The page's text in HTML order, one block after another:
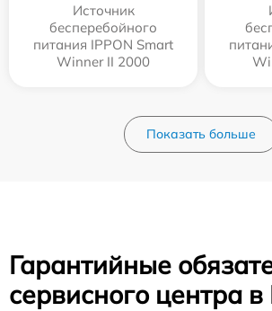
Источник
бесперебойного
питания IPPON Smart
Winner II 2000
Показать больше
Гарантийные
сервисного центра